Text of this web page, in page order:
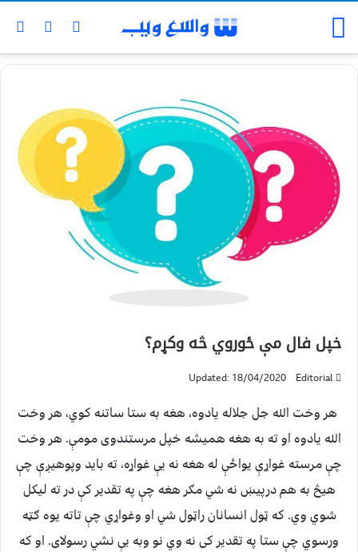
خپل فال مې ځوروي څه وکړم؟
Editorial
Updated: 18/04/2020
هر وخت الله جل جلاله یادوه، هغه به ستا ساتنه کوي، هر وخت
الله یادوه او ته به هغه همیشه خپل مرستندوی مومې. هر وخت
چې مرسته غواړې یواځې له هغه نه یې غواړه، ته باید وپوهیږې چې
هیڅ به هم درپیښ نه شي مګر هغه چې په تقدیر کې در ته لیکل
شوي وي. که ټول انسانان راټول شي او وغواړي چې تاته یوه ګټه
ورسوي چې ستا په تقدیر کی نه وي نو وبه یې نشي رسولای. او که